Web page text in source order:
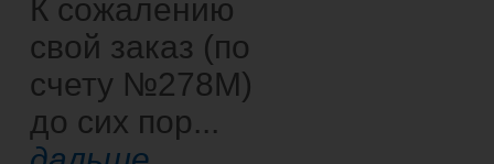
К сожалению
свой заказ (по
счету №278М)
до сих пор...